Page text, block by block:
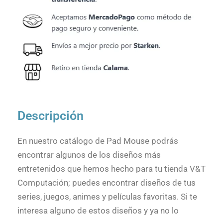
Descripción
En nuestro catálogo de Pad Mouse podrás
encontrar algunos de los diseños más
entretenidos que hemos hecho para tu tienda V&T
Computación; puedes encontrar diseños de tus
series, juegos, animes y películas favoritas. Si te
interesa alguno de estos diseños y ya no lo